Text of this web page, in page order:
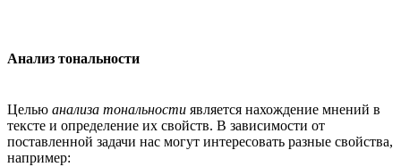
Анализ тональности
Целью анализа тональности является нахождение мнений в
тексте и определение их свойств. В зависимости от
поставленной задачи нас могут интересовать разные свойства,
например: